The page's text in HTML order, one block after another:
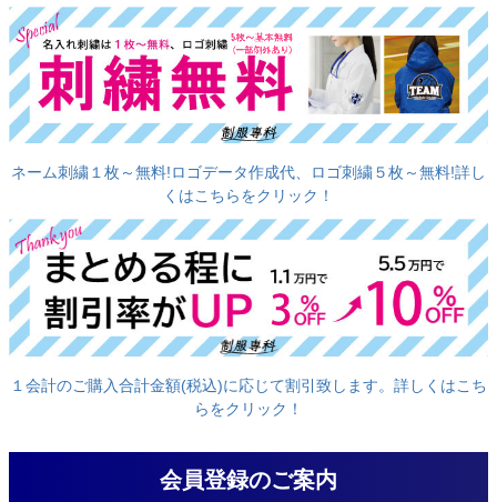
ネーム刺繍１枚～無料!ロゴデータ作成代、ロゴ刺繍５枚～無料!詳し
くはこちらをクリック！
１会計のご購入合計金額(税込)に応じて割引致します。詳しくはこち
らをクリック！
会員登録のご案内